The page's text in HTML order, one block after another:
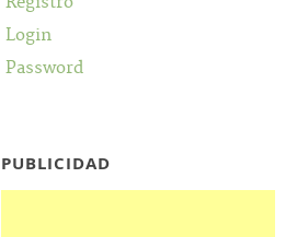
Login
Password
PUBLICIDAD